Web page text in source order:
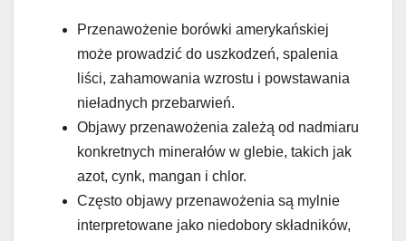
Przenawożenie borówki amerykańskiej
może prowadzić do uszkodzeń, spalenia
liści, zahamowania wzrostu i powstawania
nieładnych przebarwień.
Objawy przenawożenia zależą od nadmiaru
konkretnych minerałów w glebie, takich jak
azot, cynk, mangan i chlor.
Często objawy przenawożenia są mylnie
interpretowane jako niedobory składników,